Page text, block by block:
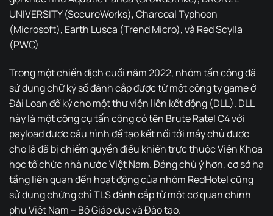
UNIVERSITY (SecureWorks), Charcoal Typhoon
(Microsoft), Earth Lusca (Trend Micro), và Red Scylla
(PWC)
Trong một chiến dịch cuối năm 2022, nhóm tấn công đã
sử dụng chữ ký số đánh cắp được từ một công ty game ở
Đài Loan để ký cho một thư viện liên kết động (DLL). DLL
này là một công cụ tấn công có tên Brute Ratel C4 với
payload được cấu hình để tạo kết nối tới máy chủ được
cho là đã bị chiếm quyền điều khiển trực thuộc Viện Khoa
học tổ chức nhà nước Việt Nam. Đáng chú ý hơn, cơ sở hạ
tầng liên quan đến hoạt động của nhóm RedHotel cũng
sử dụng chứng chỉ TLS đánh cắp từ một cơ quan chính
phủ Việt Nam – Bộ Giáo dục và Đào tạo.